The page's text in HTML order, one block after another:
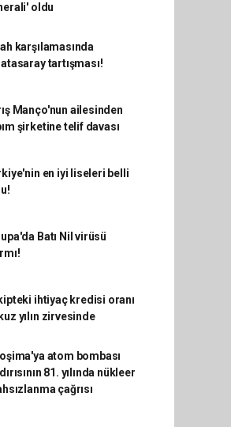
oldu
karşılamasında
tartışması!
Manço'nun ailesinden
şirketine telif davası
en iyi liseleri belli
Batı Nil virüsü
ihtiyaç kredisi oranı
yılın zirvesinde
atom bombası
81. yılında nükleer
çağrısı